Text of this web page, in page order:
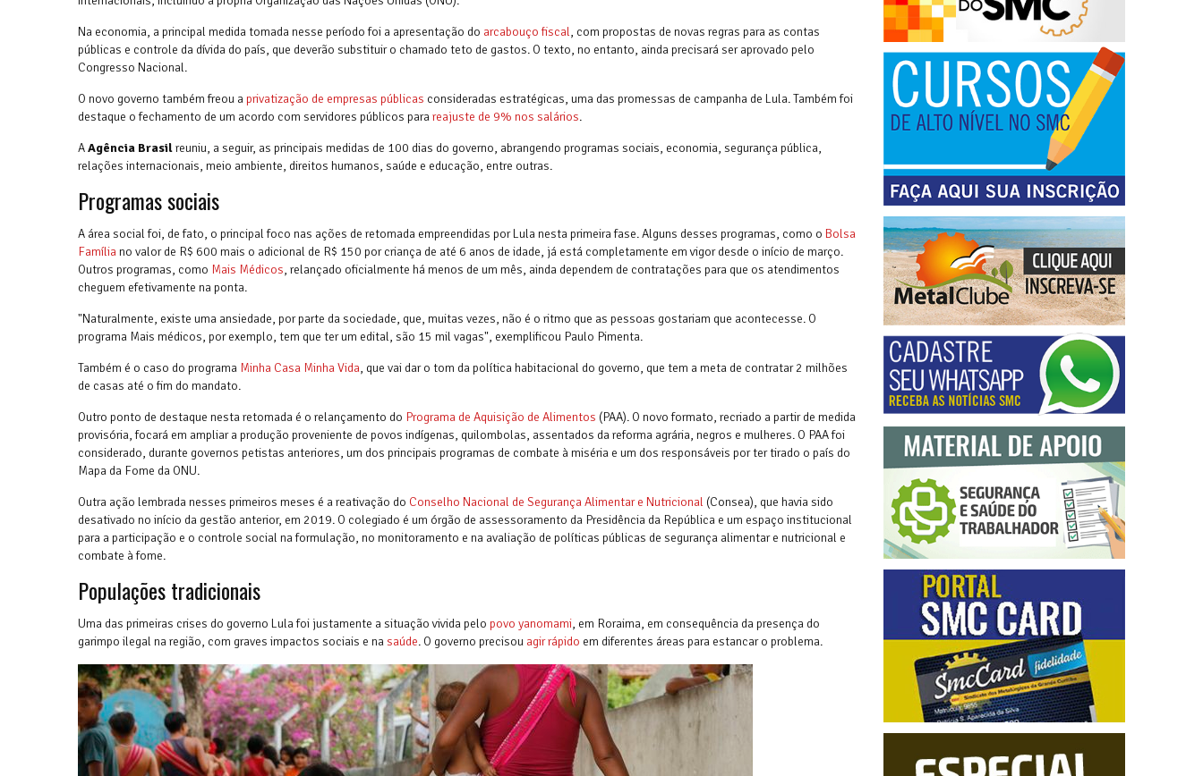
Na economia, a principal medida tomada nesse período foi a apresentação do arcabouço fiscal, com propostas de novas regras para as contas
públicas e controle da dívida do país, que deverão substituir o chamado teto de gastos. O texto, no entanto, ainda precisará ser aprovado pelo
Congresso Nacional.
O novo governo também freou a privatização de empresas públicas consideradas estratégicas, uma das promessas de campanha de Lula. Também foi
destaque o fechamento de um acordo com servidores públicos parareajuste de 9% nos salários.
AAgência Brasilreuniu, a seguir, as principais medidas de 100 dias do governo, abrangendo programas sociais, economia, segurança pública,
relações internacionais, meio ambiente, direitos humanos, saúde e educação, entre outras.
Programas sociais
A área social foi, de fato, o principal foco nas ações de retomada empreendidas por Lula nesta primeira fase. Alguns desses programas, como o Bolsa
Família no valor de R$ 600 mais o adicional de R$ 150 por criança de até 6 anos de idade, já está completamente em vigor desde o início de março.
Outros programas, como Mais Médicos, relançado oficialmente há menos de um mês, ainda dependem de contratações para que os atendimentos
cheguem efetivamente na ponta.
"Naturalmente, existe uma ansiedade, por parte da sociedade, que, muitas vezes, não é o ritmo que as pessoas gostariam que acontecesse. O
programa Mais médicos, por exemplo, tem que ter um edital, são 15 mil vagas", exemplificou Paulo Pimenta.
Também é o caso do programa Minha Casa Minha Vida, que vai dar o tom da política habitacional do governo, que tem a meta de contratar 2 milhões
de casas até o fim do mandato.
Outro ponto de destaque nesta retomada é o relançamento do Programa de Aquisição de Alimentos (PAA). O novo formato, recriado a partir de medida
provisória, focará em ampliar a produção proveniente de povos indígenas, quilombolas, assentados da reforma agrária, negros e mulheres. O PAA foi
considerado, durante governos petistas anteriores, um dos principais programas de combate à miséria e um dos responsáveis por ter tirado o país do
Mapa da Fome da ONU.
Outra ação lembrada nesses primeiros meses é a reativação do Conselho Nacional de Segurança Alimentar e Nutricional (Consea), que havia sido
desativado no início da gestão anterior, em 2019. O colegiado é um órgão de assessoramento da Presidência da República e um espaço institucional
para a participação e o controle social na formulação, no monitoramento e na avaliação de políticas públicas de segurança alimentar e nutricional e
combate à fome.
Populações tradicionais
Uma das primeiras crises do governo Lula foi justamente a situação vivida pelo povo yanomami, em Roraima, em consequência da presença do
garimpo ilegal na região, com graves impactos sociais e nasaúde. O governo precisou agir rápido em diferentes áreas para estancar o problema.